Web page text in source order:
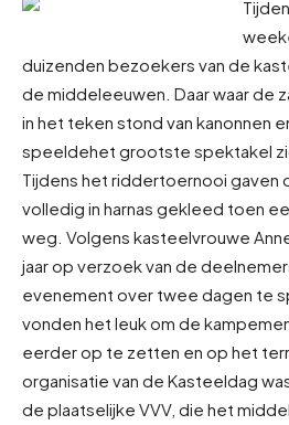
duizenden bezoekers van de
de middeleeuwen. Daar waar de
in het teken stond van kanonnen
speeldehet grootste spektakel
Tijdens het riddertoernooi gaven
volledig in harnas gekleed toen
weg. Volgens kasteelvrouwe
jaar op verzoek van de
evenement over twee dagen te
vonden het leuk om de
eerder op te zetten en op het
organisatie van de Kasteeldag
de plaatselijke VVV, die het